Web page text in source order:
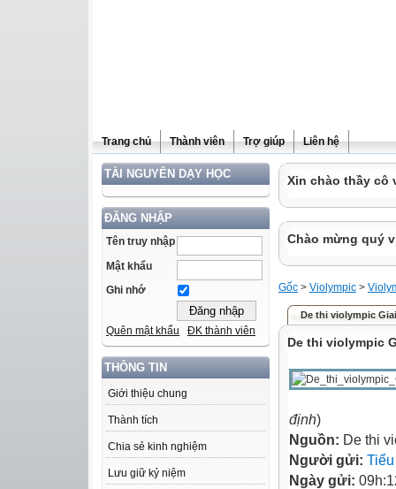
Trang chủ Thành viên Trợ giúp Liên hệ
TÀI NGUYÊN DẠY HỌC
ĐĂNG NHẬP
Tên truy nhập
Mật khẩu
Ghi nhớ
Quên mật khẩu ĐK thành viên
THÔNG TIN
Giới thiệu chung
Thành tích
Chia sẻ kinh nghiệm
Lưu giữ kỷ niệm
Xin chào thầy cô
Chào mừng quý
Gốc > Violympic >
De thi violympic
De thi violympic
định)
Nguồn: De thi
Người gửi:
Ngày gửi: